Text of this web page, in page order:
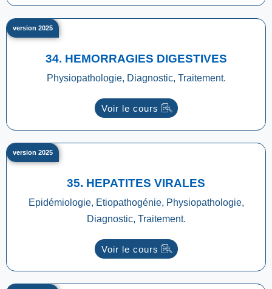
34. HEMORRAGIES DIGESTIVES
Physiopathologie, Diagnostic, Traitement.
Voir le cours
version 2025
35. HEPATITES VIRALES
Epidémiologie, Etiopathogénie, Physiopathologie,
Diagnostic, Traitement.
Voir le cours
version 2025